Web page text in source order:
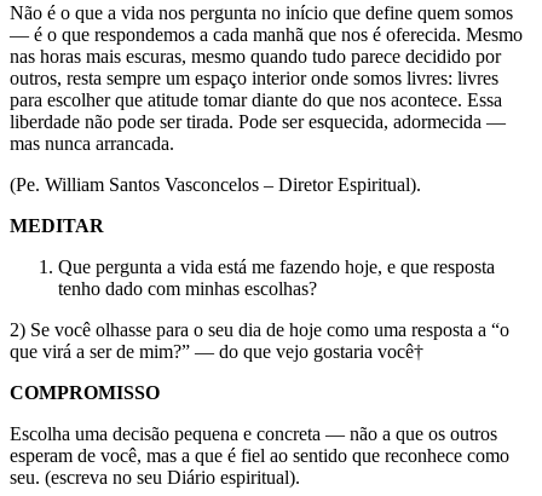
Não é o que a vida nos pergunta no início que define quem somos
— é o que respondemos a cada manhã que nos é oferecida. Mesmo
nas horas mais escuras, mesmo quando tudo parece decidido por
outros, resta sempre um espaço interior onde somos livres: livres
para escolher que atitude tomar diante do que nos acontece. Essa
liberdade não pode ser tirada. Pode ser esquecida, adormecida —
mas nunca arrancada.
(Pe. William Santos Vasconcelos – Diretor Espiritual).
MEDITAR
Que pergunta a vida está me fazendo hoje, e que resposta
tenho dado com minhas escolhas?
2) Se você olhasse para o seu dia de hoje como uma resposta a “o
que virá a ser de mim?” — do que vejo gostaria você†
COMPROMISSO
Escolha uma decisão pequena e concreta — não a que os outros
esperam de você, mas a que é fiel ao sentido que reconhece como
seu. (escreva no seu Diário espiritual).